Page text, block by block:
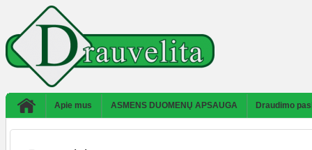
Apie mus ASMENS DUOMENŲ APSAUGA Draudimo